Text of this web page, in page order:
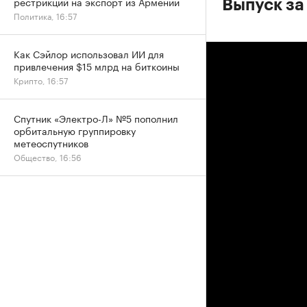
Выпуск
Политика, 16:57
Как Сэйлор использовал ИИ для
привлечения $15 млрд на биткоины
Крипто, 16:57
Спутник «Электро-Л» №5 пополнил
орбитальную группировку
метеоспутников
Общество, 16:56